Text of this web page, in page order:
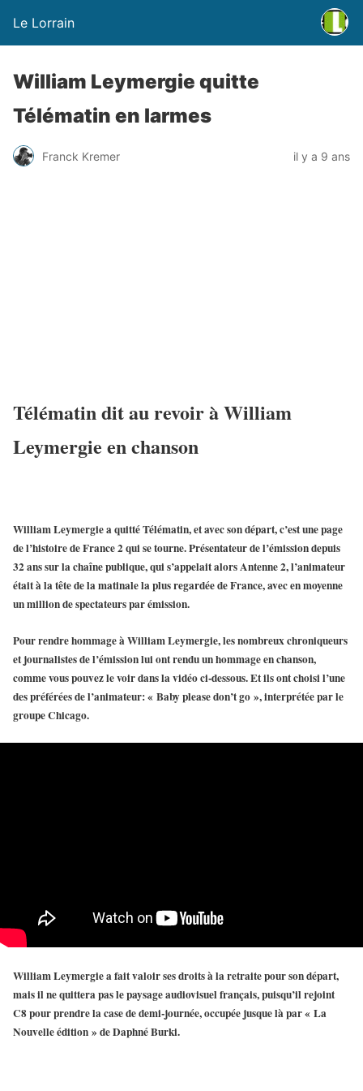
Le Lorrain
William Leymergie quitte
Télématin en larmes
Franck Kremer il y a 9 ans
Télématin dit au revoir à William
Leymergie en chanson
William Leymergiea quittéTélématin, et avec son départ, c’est une page
de l’histoire deFrance 2qui se tourne. Présentateur de l’émission depuis
32 ans sur la chaîne publique, qui s’appelait alorsAntenne 2, l’animateur
était à la tête de la matinale la plus regardée de France, avec en moyenne
un million de spectateurs par émission.
Pour rendre hommage àWilliam Leymergie, les nombreux chroniqueurs
et journalistes de l’émission lui ont rendu un hommage en chanson,
comme vous pouvez le voir dans la vidéo ci-dessous. Et ils ont choisi l’une
des préférées de l’animateur: « Baby please don’t go », interprétée par le
groupe Chicago.
William Leymergiea fait valoir ses droits à la retraite pour son départ,
mais il ne quittera pas le paysage audiovisuel français, puisqu’il rejoint
C8 pour prendre la case de demi-journée, occupée jusque là par « La
Nouvelle édition » deDaphné Burki.